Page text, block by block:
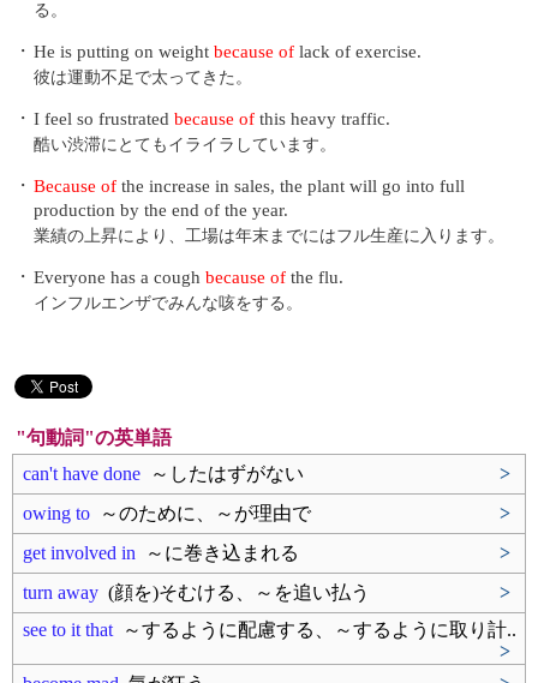
る。
・ He is putting on weight because of lack of exercise.
彼は運動不足で太ってきた。
・ I feel so frustrated because of this heavy traffic.
酷い渋滞にとてもイライラしています。
・ Because of the increase in sales, the plant will go into full
production by the end of the year.
業績の上昇により、工場は年末までにはフル生産に入ります。
・ Everyone has a cough because of the flu.
インフルエンザでみんな咳をする。
"句動詞"の英単語
can't have done ～したはずがない
>
owing to ～のために、～が理由で
>
get involved in ～に巻き込まれる
>
turn away (顔を)そむける、～を追い払う
>
see to it that ～するように配慮する、～するように取り計..
>